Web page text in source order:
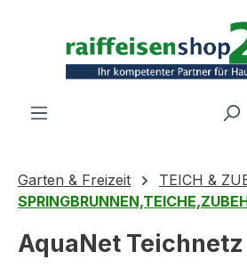
Garten & Freizeit
TEICH &
AquaNet Teichnetz